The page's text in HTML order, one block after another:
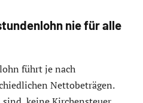
nie für alle
führt je nach
Nettobeträgen.